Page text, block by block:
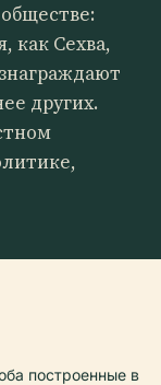
как Сехва,
других.
построенные в